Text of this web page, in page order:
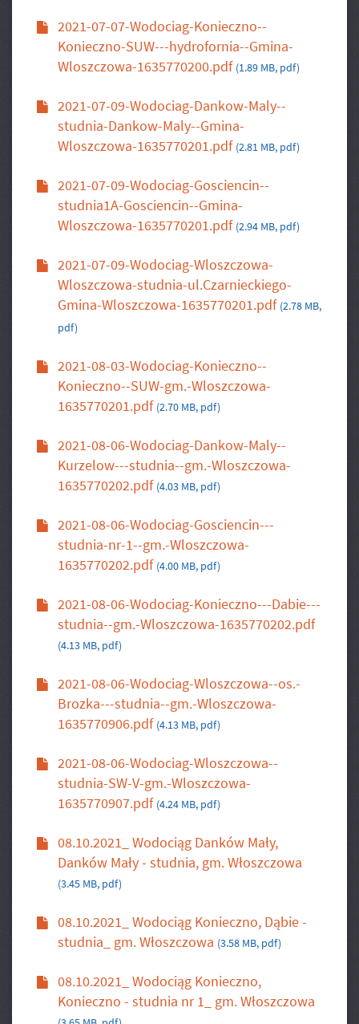
2021-07-07-Wodociag-Konieczno--
Konieczno-SUW---hydrofornia--Gmina-
Wloszczowa-1635770200.pdf (1.89 MB, pdf)
2021-07-09-Wodociag-Dankow-Maly--
studnia-Dankow-Maly--Gmina-
Wloszczowa-1635770201.pdf (2.81 MB, pdf)
2021-07-09-Wodociag-Gosciencin--
studnia1A-Gosciencin--Gmina-
Wloszczowa-1635770201.pdf (2.94 MB, pdf)
2021-07-09-Wodociag-Wloszczowa-
Wloszczowa-studnia-ul.Czarnieckiego-
Gmina-Wloszczowa-1635770201.pdf (2.78 MB,
pdf)
2021-08-03-Wodociag-Konieczno--
Konieczno--SUW-gm.-Wloszczowa-
1635770201.pdf (2.70 MB, pdf)
2021-08-06-Wodociag-Dankow-Maly--
Kurzelow---studnia--gm.-Wloszczowa-
1635770202.pdf (4.03 MB, pdf)
2021-08-06-Wodociag-Gosciencin---
studnia-nr-1--gm.-Wloszczowa-
1635770202.pdf (4.00 MB, pdf)
2021-08-06-Wodociag-Konieczno---Dabie---
studnia--gm.-Wloszczowa-1635770202.pdf
(4.13 MB, pdf)
2021-08-06-Wodociag-Wloszczowa--os.-
Brozka---studnia--gm.-Wloszczowa-
1635770906.pdf (4.13 MB, pdf)
2021-08-06-Wodociag-Wloszczowa--
studnia-SW-V-gm.-Wloszczowa-
1635770907.pdf (4.24 MB, pdf)
08.10.2021_ Wodociąg Danków Mały,
Danków Mały - studnia, gm. Włoszczowa
(3.45 MB, pdf)
08.10.2021_ Wodociąg Konieczno, Dąbie -
studnia_ gm. Włoszczowa (3.58 MB, pdf)
08.10.2021_ Wodociąg Konieczno,
Konieczno - studnia nr 1_ gm. Włoszczowa